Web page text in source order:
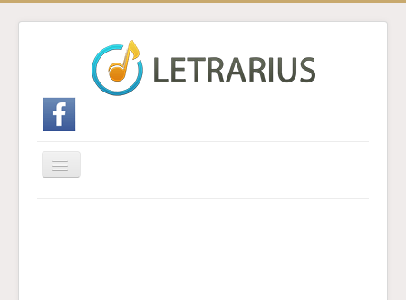
Cambiar
navegación